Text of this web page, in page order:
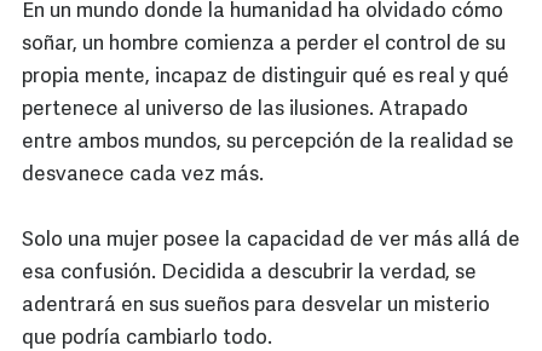
En un mundo donde la humanidad ha olvidado cómo
soñar, un hombre comienza a perder el control de su
propia mente, incapaz de distinguir qué es real y qué
pertenece al universo de las ilusiones. Atrapado
entre ambos mundos, su percepción de la realidad se
desvanece cada vez más.
Solo una mujer posee la capacidad de ver más allá de
esa confusión. Decidida a descubrir la verdad, se
adentrará en sus sueños para desvelar un misterio
que podría cambiarlo todo.